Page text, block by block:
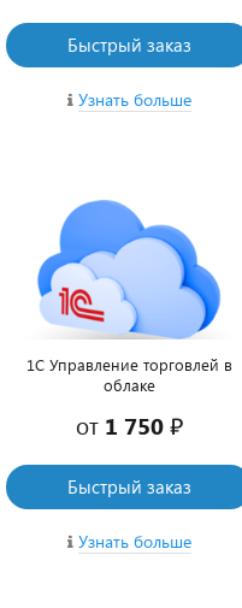
Быстрый заказ
Узнать больше
1С Управление торговлей в
облаке
от 1 750 ₽
Быстрый заказ
Узнать больше